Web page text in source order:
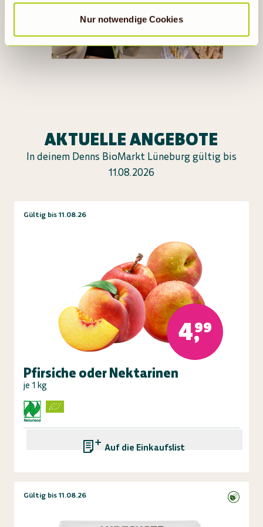
Nur notwendige Cookies
AKTUELLE ANGEBOTE
In deinem Denns BioMarkt Lüneburg gültig bis
11.08.2026
Gültig bis 11.08.26
4,99
Pfirsiche oder Nektarinen
je 1 kg
Auf die Einkaufsliste
Gültig bis 11.08.26